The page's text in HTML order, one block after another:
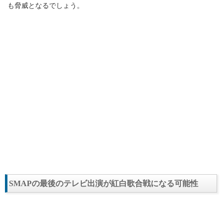
も脅威となるでしょう。
SMAPの最後のテレビ出演が紅白歌合戦になる可能性